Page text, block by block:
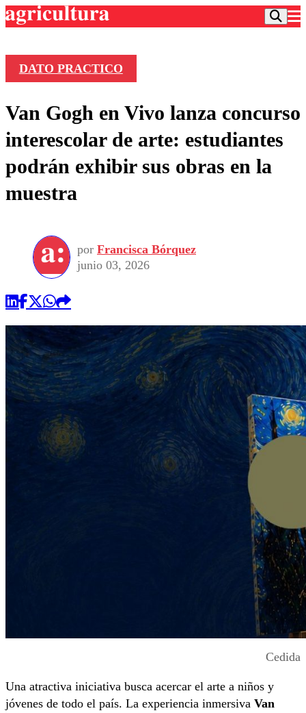
Frecuencias
Agricultura TV
Deportes
Colo Colo
Torneo Internacional
Torneo Nacional
Entretención
Internacional
Nacional
Programas
Comercial
DATO PRACTICO
Van Gogh en Vivo lanza concurso
interescolar de arte: estudiantes
podrán exhibir sus obras en la
muestra
por Francisca Bórquez
junio 03, 2026
Cedida
Una atractiva iniciativa busca acercar el arte a niños y
jóvenes de todo el país. La experiencia inmersiva Van